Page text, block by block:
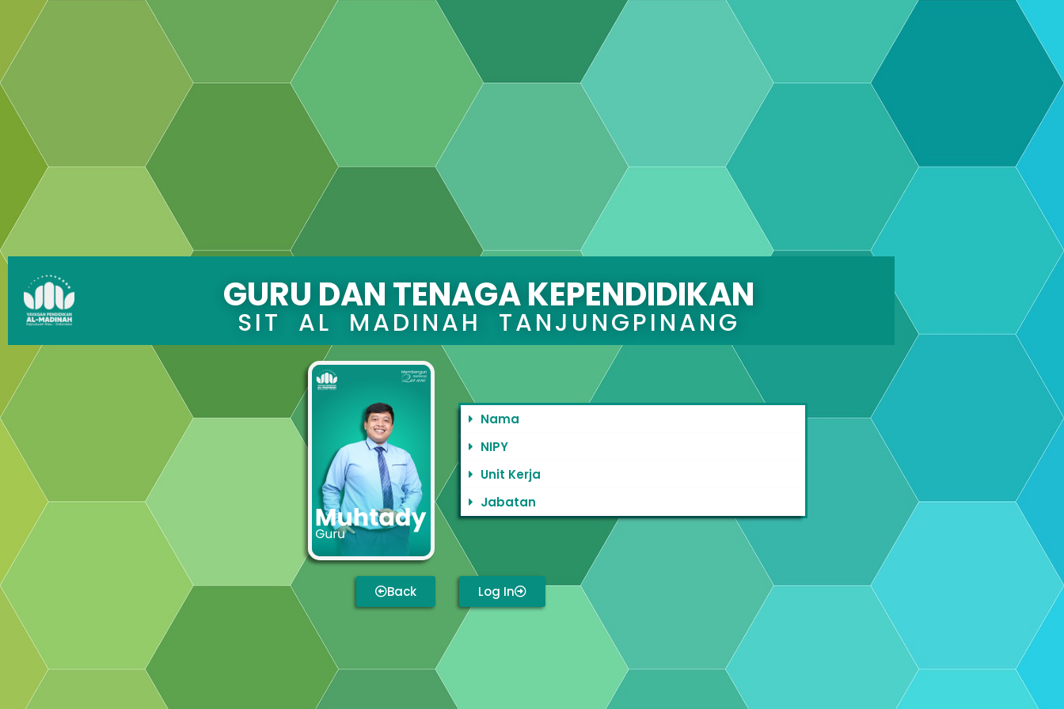
GURU DAN TENAGA KEPENDIDIKAN
SIT AL MADINAH TANJUNGPINANG
Nama
NIPY
Unit Kerja
Jabatan
Back Log In